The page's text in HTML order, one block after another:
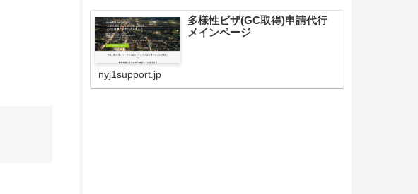
多様性ビザ(GC取得)申請代行
メインページ
nyj1support.jp